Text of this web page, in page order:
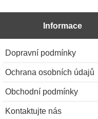
Informace
Dopravní podmínky
Ochrana osobních údajů
Obchodní podmínky
Kontaktujte nás